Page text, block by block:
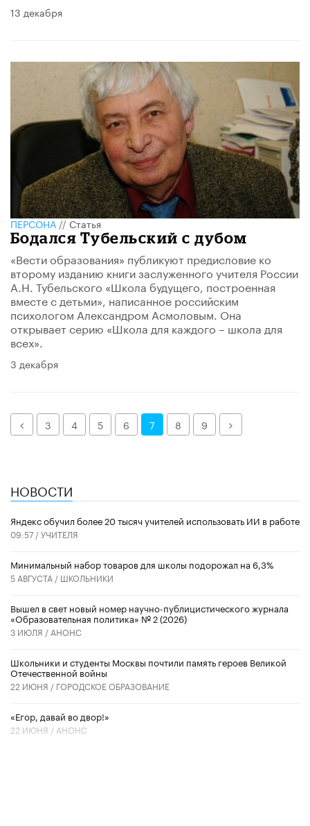
13 декабря
ПЕРСОНА//Статья
Бодался Тубельский с дубом
«Вести образования» публикуют предисловие ко
второму изданию книги заслуженного учителя России
А.Н. Тубельского «Школа будущего, построенная
вместе с детьми», написанное российским
психологом Александром Асмоловым. Она
открывает серию «Школа для каждого – школа для
всех».
3 декабря
Назад
3 4 5 6 7 8 9 Далее
НОВОСТИ
​Яндекс обучил более 20 тысяч учителей использовать ИИ в работе
09:57 /УЧИТЕЛЯ
Минимальный набор товаров для школы подорожал на 6,3%
5 АВГУСТА / ШКОЛЬНИКИ
Вышел в свет новый номер научно-публицистического журнала
«Образовательная политика» № 2 (2026)
3 ИЮЛЯ / АНОНС
Школьники и студенты Москвы почтили память героев Великой
Отечественной войны
22 ИЮНЯ / ГОРОДСКОЕ ОБРАЗОВАНИЕ
«Егор, давай во двор!»
22 ИЮНЯ / АНОНС